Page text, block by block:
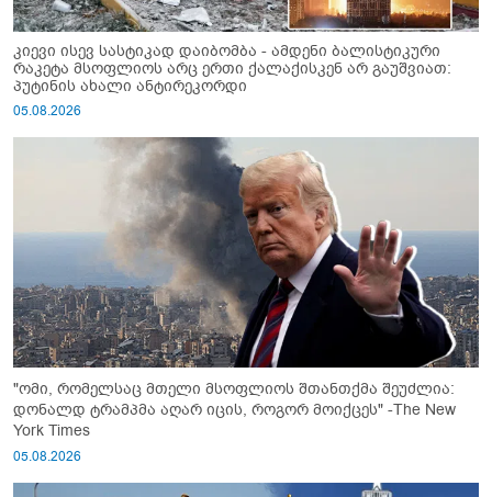
კიევი ისევ სასტიკად დაიბომბა - ამდენი ბალისტიკური
რაკეტა მსოფლიოს არც ერთი ქალაქისკენ არ გაუშვიათ:
პუტინის ახალი ანტირეკორდი
05.08.2026
"ომი, რომელსაც მთელი მსოფლიოს შთანთქმა შეუძლია:
დონალდ ტრამპმა აღარ იცის, როგორ მოიქცეს" -The New
York Times
05.08.2026